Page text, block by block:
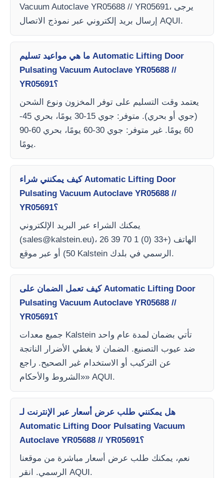
Vacuum Autoclave YR05688 // YR05691، يرجى
إرسال بريد إلكتروني عبر نموذج الاتصال AQUI.
ما هي مواعيد تسليم Automatic Lifting Door
Pulsating Vacuum Autoclave YR05688 //
YR05691؟
يعتمد وقت التسليم على توفر المخزون ونوع الشحن
(جوي أو بحري). متوفر: جوي 15-30 يومًا، بحري 45-
60 يومًا. غير متوفر: جوي 30-60 يومًا، بحري 60-90
يومًا.
كيف يمكنني شراء Automatic Lifting Door
Pulsating Vacuum Autoclave YR05688 //
YR05691؟
يمكنك الشراء عبر البريد الإلكتروني
(sales@kalstein.eu)، الهاتف (+33 (0) 1 70 39 26
50) أو عبر موقع Kalstein الرسمي في بلدك.
كيف تعمل الضمان على Automatic Lifting Door
Pulsating Vacuum Autoclave YR05688 //
YR05691؟
جميع معدات Kalstein تأتي بضمان لمدة عام واحد
ضد عيوب التصنيع. الضمان لا يغطي الأضرار الناتجة
عن التركيب أو الاستخدام غير الصحيح. راجع
«الشروط والأحكام» AQUI.
هل يمكنني طلب عرض أسعار عبر الإنترنت لـ
Automatic Lifting Door Pulsating Vacuum
Autoclave YR05688 // YR05691؟
نعم، يمكنك طلب عرض أسعار مباشرة من موقعنا
الرسمي. انقر AQUI.